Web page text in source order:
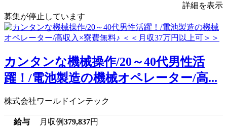
詳細を表示
募集が停止しています
カンタンな機械操作/20～40代男性活
躍！/電池製造の機械オペレーター/高...
株式会社ワールドインテック
給与 月収例379,837円